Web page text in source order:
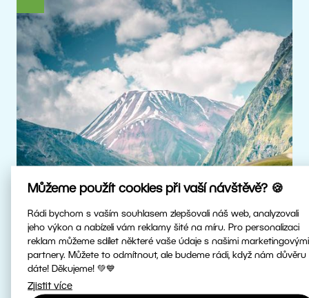
Můžeme použít cookies při vaší návštěvě? 🍪
Rádi bychom s vaším souhlasem zlepšovali náš web, analyzovali
jeho výkon a nabízeli vám reklamy šité na míru. Pro personalizaci
reklam můžeme sdílet některé vaše údaje s našimi marketingovými
partnery. Můžete to odmítnout, ale budeme rádi, když nám důvěru
dáte! Děkujeme! 💚💙
Zjistit více
Skutečné HDR
Upravujte HDR fotky v nejvyšší kvalitě.